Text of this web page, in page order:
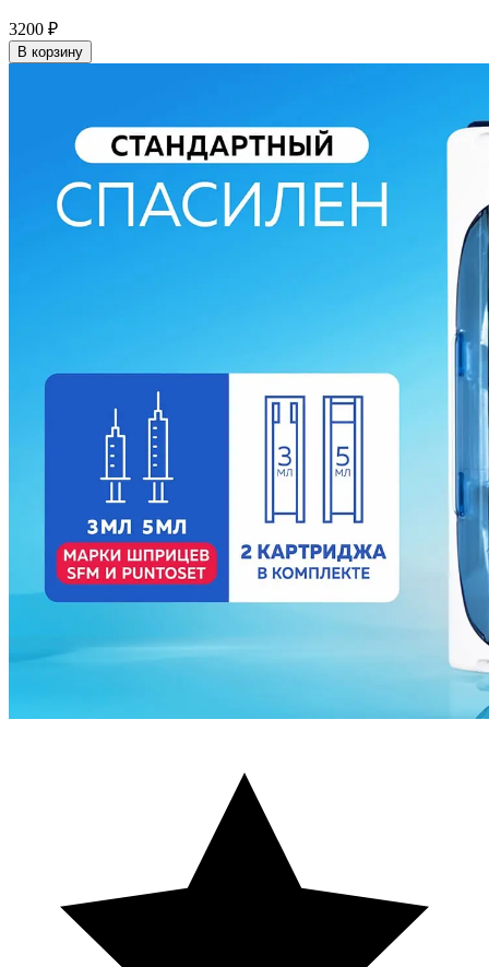
3200 ₽
В корзину